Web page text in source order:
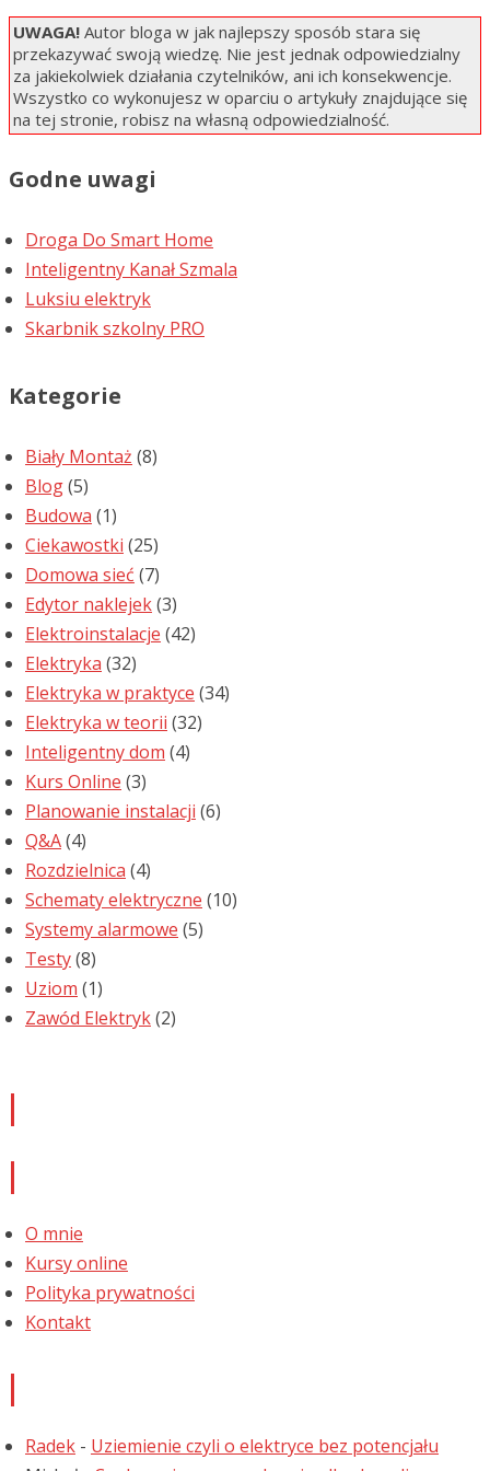
UWAGA! Autor bloga w jak najlepszy sposób stara się
przekazywać swoją wiedzę. Nie jest jednak odpowiedzialny
za jakiekolwiek działania czytelników, ani ich konsekwencje.
Wszystko co wykonujesz w oparciu o artykuły znajdujące się
na tej stronie, robisz na własną odpowiedzialność.
Godne uwagi
Droga Do Smart Home
Inteligentny Kanał Szmala
Luksiu elektryk
Skarbnik szkolny PRO
Kategorie
Biały Montaż (8)
Blog(5)
Budowa (1)
Ciekawostki (25)
Domowa sieć (7)
Edytor naklejek(3)
Elektroinstalacje (42)
Elektryka (32)
Elektryka w praktyce (34)
Elektryka w teorii (32)
Inteligentny dom (4)
Kurs Online (3)
Planowanie instalacji (6)
Q&A(4)
Rozdzielnica (4)
Schematy elektryczne (10)
Systemy alarmowe (5)
Testy(8)
Uziom (1)
Zawód Elektryk(2)
O mnie
Kursy online
Polityka prywatności
Kontakt
Radek - Uziemienie czyli o elektryce bez potencjału